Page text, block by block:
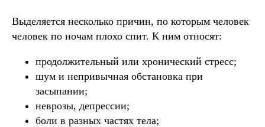
Выделяется несколько причин, по которым человек
человек по ночам плохо спит. К ним относят:
продолжительный или хронический стресс;
шум и непривычная обстановка при
засыпании;
неврозы, депрессии;
боли в разных частях тела;